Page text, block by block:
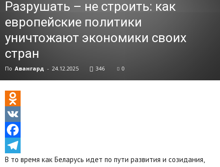
Разрушать – не строить: как
европейские политики
уничтожают экономики своих
стран
По Авангард - 24.12.2025 346 0
Odnoklassniki
VK
Facebook
Telegram
В то время как Беларусь идет по пути развития и созидания,